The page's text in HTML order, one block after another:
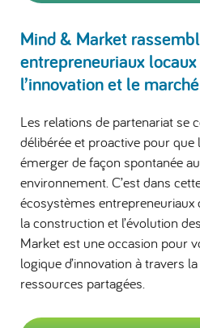
Mind & Market
entrepreneuriaux
l’innovation et le
Les relations de partenariat se
délibérée et proactive pour
émerger de façon spontanée
environnement. C’est dans
écosystèmes entrepreneuriaux
la construction et l’évolution
Market est une occasion pour
logique d’innovation à travers
ressources partagées.